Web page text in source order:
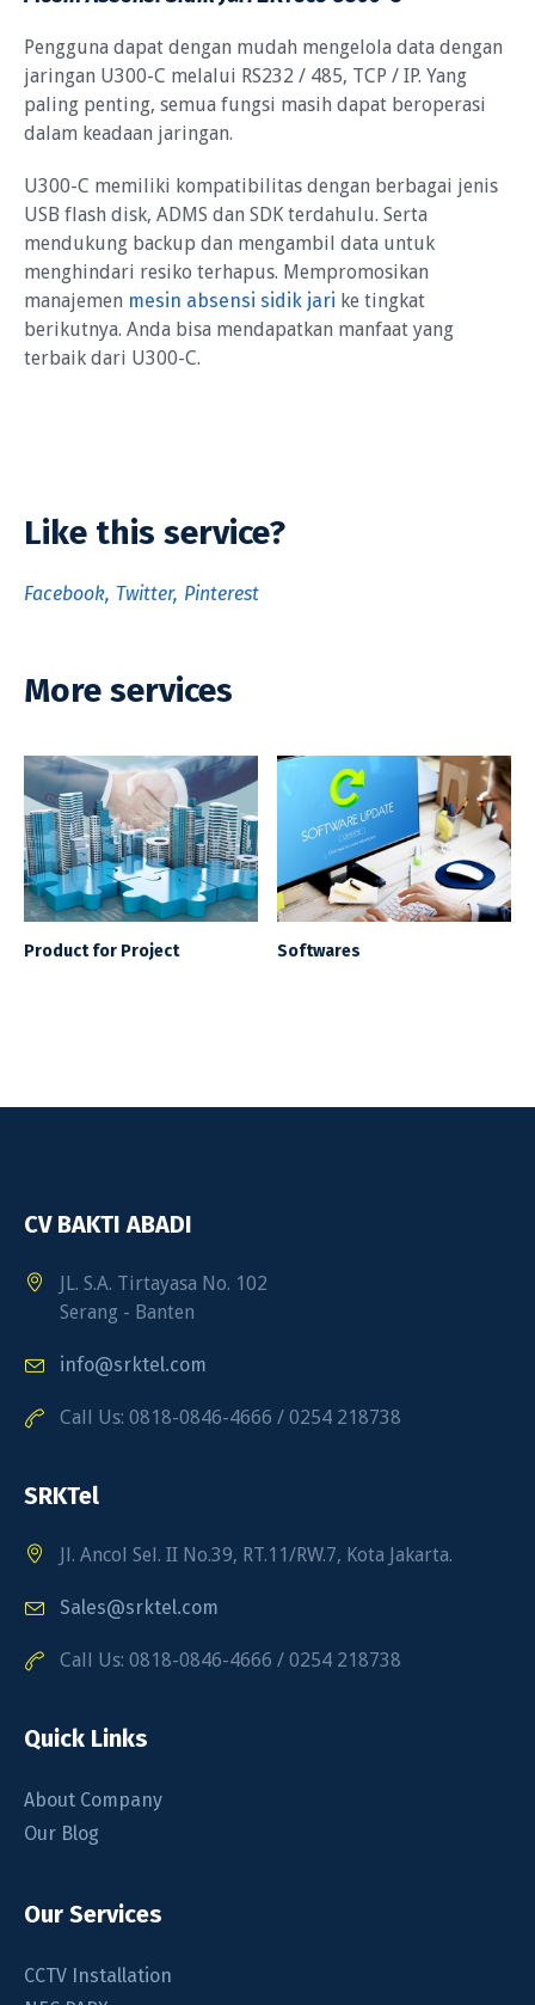
Pengguna dapat dengan mudah mengelola data dengan
jaringan U300-C melalui RS232 / 485, TCP / IP. Yang
paling penting, semua fungsi masih dapat beroperasi
dalam keadaan jaringan.
U300-C memiliki kompatibilitas dengan berbagai jenis
USB flash disk, ADMS dan SDK terdahulu. Serta
mendukung backup dan mengambil data untuk
menghindari resiko terhapus. Mempromosikan
manajemen mesin absensi sidik jari ke tingkat
berikutnya. Anda bisa mendapatkan manfaat yang
terbaik dari U300-C.
Like this service?
Facebook Twitter Pinterest
More services
Product for Project Softwares
CV BAKTI ABADI
JL. S.A. Tirtayasa No. 102
Serang - Banten
info@srktel.com
Call Us: 0818-0846-4666 / 0254 218738
SRKTel
Jl. Ancol Sel. II No.39, RT.11/RW.7, Kota Jakarta.
Sales@srktel.com
Call Us: 0818-0846-4666 / 0254 218738
Quick Links
About Company
Our Blog
Our Services
CCTV Installation